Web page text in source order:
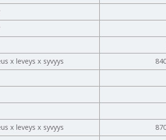
x leveys x syvyys
x leveys x syvyys